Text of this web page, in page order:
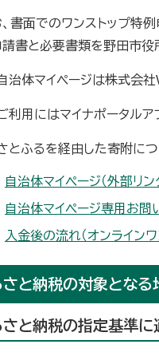
書面でのワンストップ特
書と必要書類を野田市役
治体マイページは株式会
利用にはマイナポータルア
とふるを経由した寄附に
自治体マイページ（外部リン
自治体マイページ専用お問
入金後の流れ（オンライン
と納税の対象とな
と納税の指定基準に